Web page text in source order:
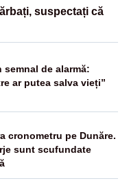
suspectați că
de alarmă:
ar putea salva vieți”
cronometru pe Dunăre.
sunt scufundate